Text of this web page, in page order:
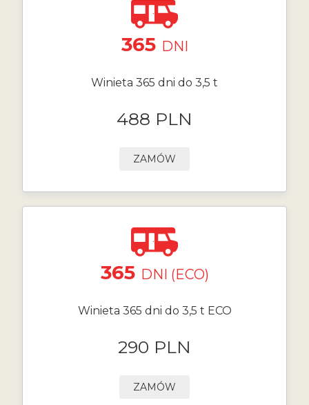
365 DNI
Winieta 365 dni do 3,5 t
488 PLN
ZAMÓW
365 DNI (ECO)
Winieta 365 dni do 3,5 t ECO
290 PLN
ZAMÓW